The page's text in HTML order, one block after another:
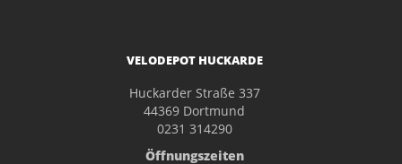
VELODEPOT HUCKARDE
Huckarder Straße 337
44369 Dortmund
0231 314290
Öffnungszeiten